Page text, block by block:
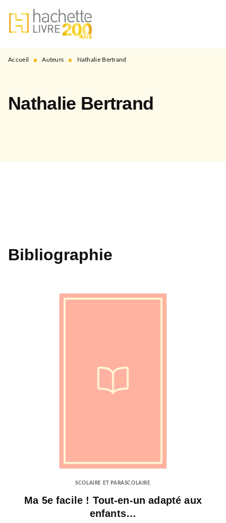
MENU RECHERCHE
PIED DE PAGE
Accueil • Auteurs • Nathalie Bertrand
Nathalie Bertrand
Bibliographie
SCOLAIRE ET PARASCOLAIRE
Ma 5e facile ! Tout-en-un adapté aux
enfants…